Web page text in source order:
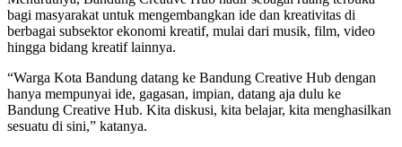
bagi masyarakat untuk mengembangkan ide dan kreativitas di
berbagai subsektor ekonomi kreatif, mulai dari musik, film, video
hingga bidang kreatif lainnya.
“Warga Kota Bandung datang ke Bandung Creative Hub dengan
hanya mempunyai ide, gagasan, impian, datang aja dulu ke
Bandung Creative Hub. Kita diskusi, kita belajar, kita menghasilkan
sesuatu di sini,” katanya.